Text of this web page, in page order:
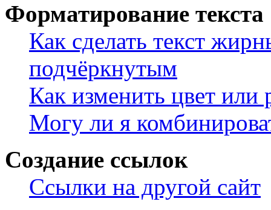
Форматирование текста
Как сделать текст
подчёркнутым
Как изменить цвет или
Могу ли я
Создание ссылок
Ссылки на другой сайт